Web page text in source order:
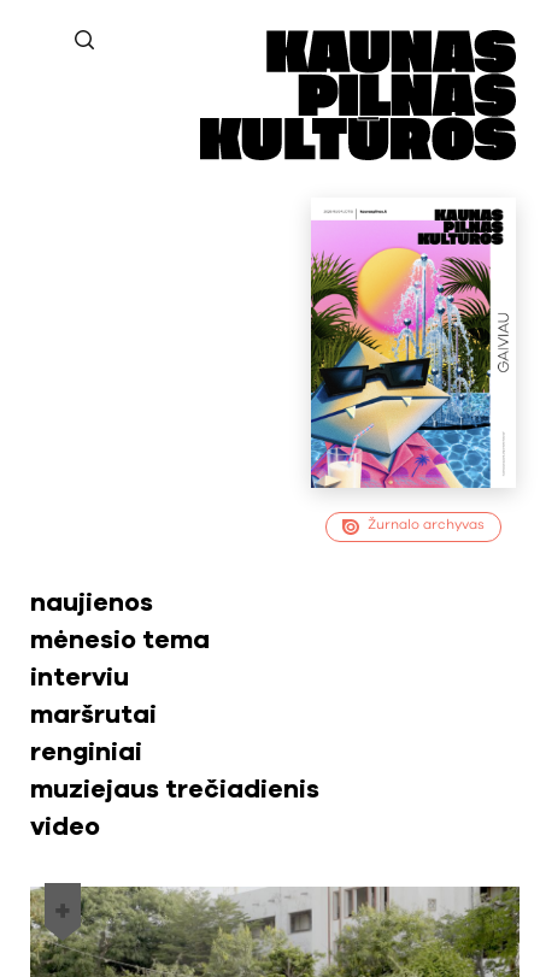
Žurnalo archyvas
naujienos
mėnesio tema
interviu
maršrutai
renginiai
muziejaus trečiadienis
video